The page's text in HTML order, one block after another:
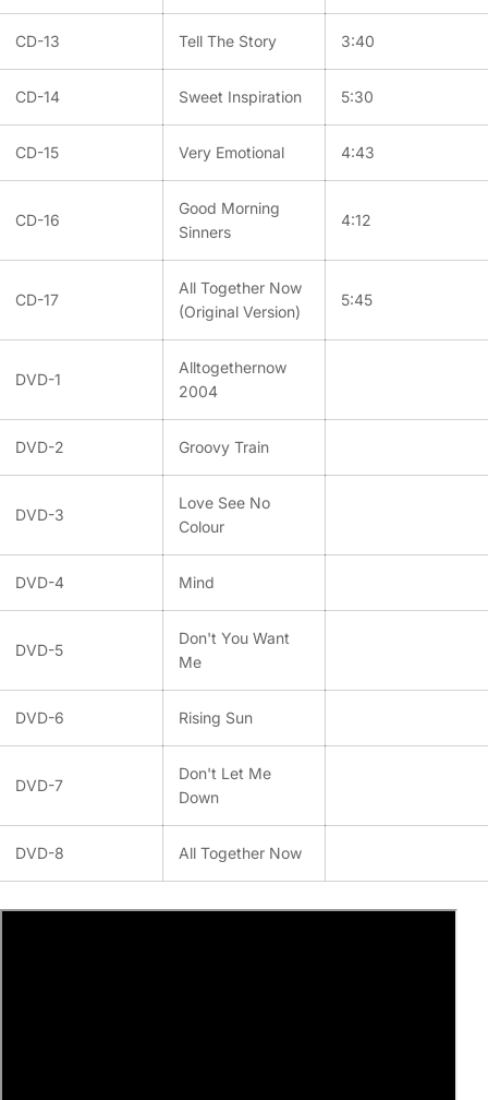
CD-13 Tell The Story 3:40
CD-14 Sweet Inspiration 5:30
CD-15 Very Emotional 4:43
CD-16
Good Morning
Sinners
4:12
CD-17
All Together Now
(Original Version)
5:45
DVD-1
Alltogethernow
2004
DVD-2 Groovy Train
DVD-3
Love See No
Colour
DVD-4 Mind
DVD-5
Don't You Want
Me
DVD-6 Rising Sun
DVD-7
Don't Let Me
Down
DVD-8 All Together Now